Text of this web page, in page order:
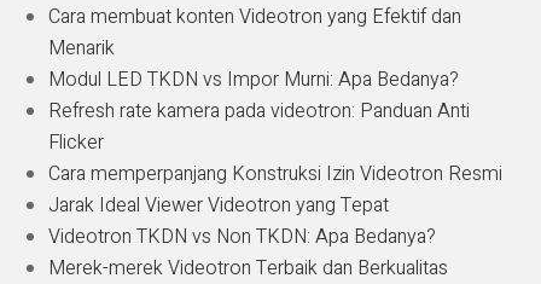
Cara membuat konten Videotron yang Efektif dan
Menarik
Modul LED TKDN vs Impor Murni: Apa Bedanya?
Refresh rate kamera pada videotron: Panduan Anti
Flicker
Cara memperpanjang Konstruksi Izin Videotron Resmi
Jarak Ideal Viewer Videotron yang Tepat
Videotron TKDN vs Non TKDN: Apa Bedanya?
Merek-merek Videotron Terbaik dan Berkualitas